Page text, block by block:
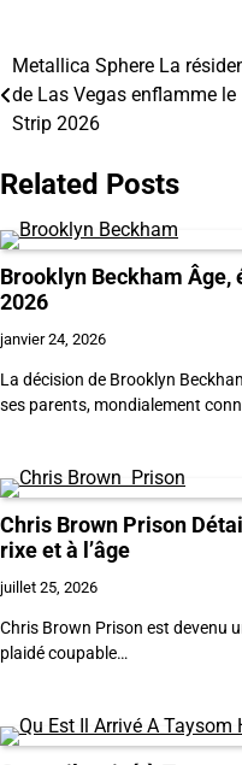
Navigation
de
Metallica Sphere La
de Las Vegas enflamme le
Strip 2026
Related Posts
Brooklyn Beckham
2026
janvier 24, 2026
La décision de Brooklyn
ses parents, mondialement
Chris Brown Prison
rixe et à l’âge
juillet 25, 2026
Chris Brown Prison est devenu
plaidé coupable…